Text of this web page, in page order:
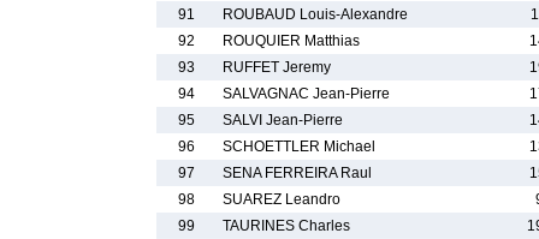
91
ROUBAUD Louis-Alexandre
92
ROUQUIER Matthias
93
RUFFET Jeremy
94
SALVAGNAC Jean-Pierre
95
SALVI Jean-Pierre
96
SCHOETTLER Michael
97
SENA FERREIRA Raul
98
SUAREZ Leandro
99
TAURINES Charles